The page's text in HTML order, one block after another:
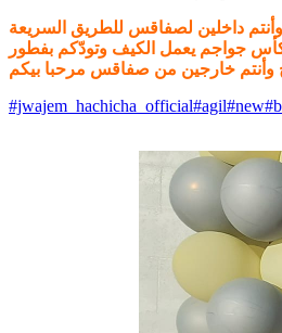
داخلين لصفاقس للطريق السريعة
جواجم يعمل الكيف وتودّكم بفطور
#jwajem_hachicha_official#agil#new